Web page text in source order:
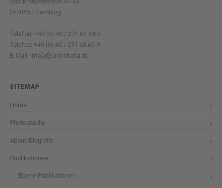
D-20457 Hamburg
Telefon: +49 (0) 40 / 271 63 69-3
Telefax: +49 (0) 40 / 271 63 69-9
E-Mail: info[at]carloskella.de
SITEMAP
Home
Photography
About/Biografie
Publikationen
Eigene Publikationen